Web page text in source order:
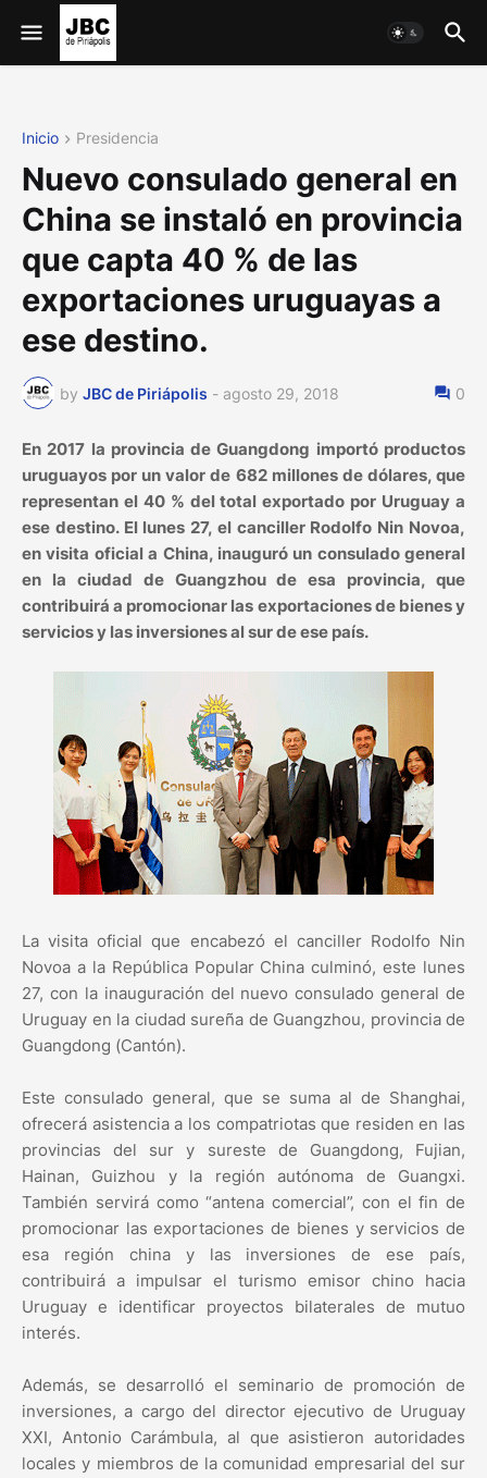
Inicio Presidencia
Nuevo consulado general en
China se instaló en provincia
que capta 40 % de las
exportaciones uruguayas a
ese destino.
by JBC de Piriápolis - agosto 29, 2018 0
En 2017 la provincia de Guangdong importó productos
uruguayos por un valor de 682 millones de dólares, que
representan el 40 % del total exportado por Uruguay a
ese destino. El lunes 27, el canciller Rodolfo Nin Novoa,
en visita oficial a China, inauguró un consulado general
en la ciudad de Guangzhou de esa provincia, que
contribuirá a promocionar las exportaciones de bienes y
servicios y las inversiones al sur de ese país.
La visita oficial que encabezó el canciller Rodolfo Nin
Novoa a la República Popular China culminó, este lunes
27, con la inauguración del nuevo consulado general de
Uruguay en la ciudad sureña de Guangzhou, provincia de
Guangdong (Cantón).
Este consulado general, ­que se suma al de Shanghai,
ofrecerá asistencia a los compatriotas que residen en las
provincias del sur y sureste de Guangdong, Fujian,
Hainan, Guizhou y la región autónoma de Guangxi.
También servirá como “antena comercial”, con el fin de
promocionar las exportaciones de bienes y servicios de
esa región china y las inversiones de ese país,
contribuirá a impulsar el turismo emisor chino hacia
Uruguay e identificar proyectos bilaterales de mutuo
interés.
Además, se desarrolló el seminario de promoción de
inversiones, a cargo del director ejecutivo de Uruguay
XXI, Antonio Carámbula, al que asistieron autoridades
locales y miembros de la comunidad empresarial del sur